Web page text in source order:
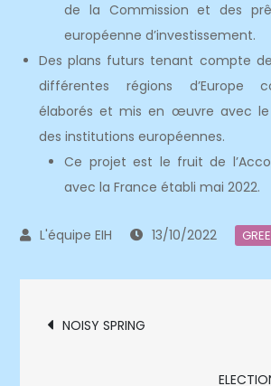
de la Commission et des
européenne d’investissement.
Des plans futurs tenant compte
différentes régions d’Europe
élaborés et mis en œuvre avec
des institutions européennes.
Ce projet est le fruit de
avec la France établi mai 2022.
13/10/2022
Navigation
NOISY SPRING